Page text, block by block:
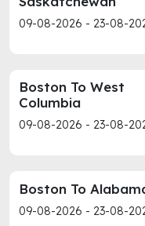
09-08-2026 - 23-08-
Boston To West
Columbia
09-08-2026 - 23-08-
Boston To
09-08-2026 - 23-08-